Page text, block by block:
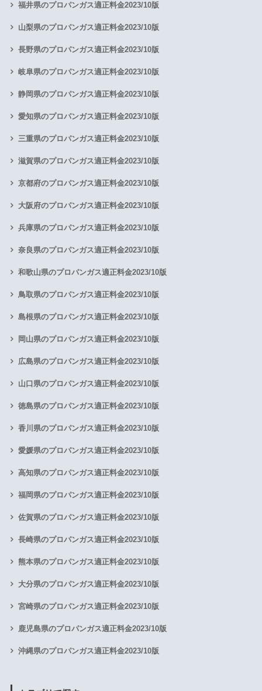
福井県のプロパンガス適正料金2023/10版
山梨県のプロパンガス適正料金2023/10版
長野県のプロパンガス適正料金2023/10版
岐阜県のプロパンガス適正料金2023/10版
静岡県のプロパンガス適正料金2023/10版
愛知県のプロパンガス適正料金2023/10版
三重県のプロパンガス適正料金2023/10版
滋賀県のプロパンガス適正料金2023/10版
京都府のプロパンガス適正料金2023/10版
大阪府のプロパンガス適正料金2023/10版
兵庫県のプロパンガス適正料金2023/10版
奈良県のプロパンガス適正料金2023/10版
和歌山県のプロパンガス適正料金2023/10版
鳥取県のプロパンガス適正料金2023/10版
島根県のプロパンガス適正料金2023/10版
岡山県のプロパンガス適正料金2023/10版
広島県のプロパンガス適正料金2023/10版
山口県のプロパンガス適正料金2023/10版
徳島県のプロパンガス適正料金2023/10版
香川県のプロパンガス適正料金2023/10版
愛媛県のプロパンガス適正料金2023/10版
高知県のプロパンガス適正料金2023/10版
福岡県のプロパンガス適正料金2023/10版
佐賀県のプロパンガス適正料金2023/10版
長崎県のプロパンガス適正料金2023/10版
熊本県のプロパンガス適正料金2023/10版
大分県のプロパンガス適正料金2023/10版
宮崎県のプロパンガス適正料金2023/10版
鹿児島県のプロパンガス適正料金2023/10版
沖縄県のプロパンガス適正料金2023/10版